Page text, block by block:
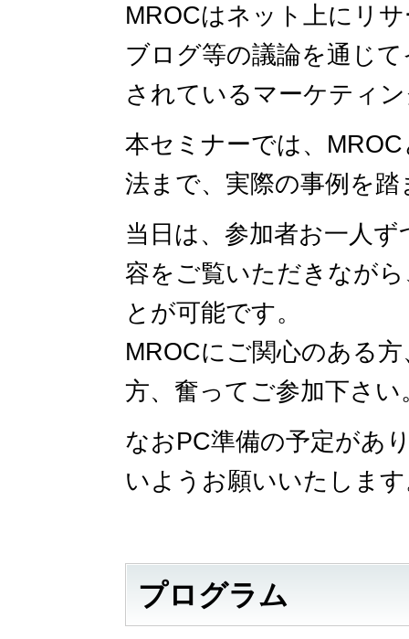
MROCはネット上にリ
ブログ等の議論を通じ
されているマーケティ
本セミナーでは、
法まで、実際の事例を
当日は、参加者お一人
容をご覧いただきなが
とが可能です。
MROCにご関心のある
方、奮ってご参加下さい
なおPC準備の予定があ
いようお願いいたしま
プログラム